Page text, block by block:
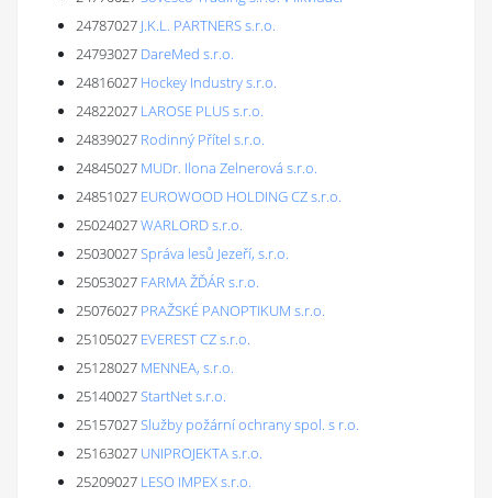
24787027 J.K.L. PARTNERS s.r.o.
24793027 DareMed s.r.o.
24816027 Hockey Industry s.r.o.
24822027 LAROSE PLUS s.r.o.
24839027 Rodinný Přítel s.r.o.
24845027 MUDr. Ilona Zelnerová s.r.o.
24851027 EUROWOOD HOLDING CZ s.r.o.
25024027WARLORD s.r.o.
25030027Správa lesů Jezeří, s.r.o.
25053027 FARMA ŽĎÁR s.r.o.
25076027 PRAŽSKÉ PANOPTIKUM s.r.o.
25105027 EVEREST CZ s.r.o.
25128027 MENNEA, s.r.o.
25140027StartNet s.r.o.
25157027Služby požární ochrany spol. s r.o.
25163027 UNIPROJEKTA s.r.o.
25209027 LESO IMPEX s.r.o.